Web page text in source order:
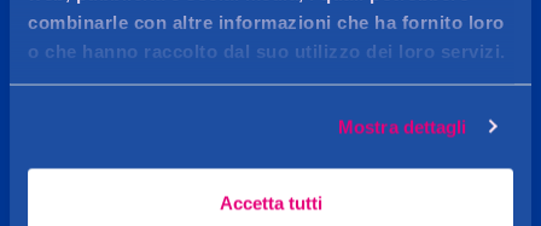
combinarle con altre informazioni che ha fornito loro
o che hanno raccolto dal suo utilizzo dei loro servizi.
Mostra dettagli
Accetta tutti
casa, make-up, profumeria e parafarmacia delle
migliori marche.